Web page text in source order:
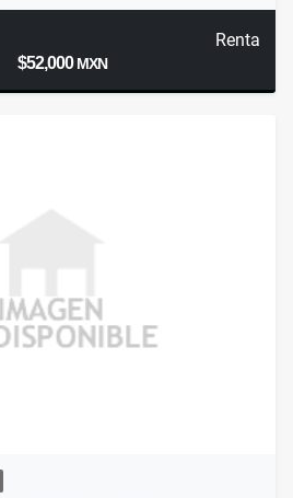
Renta
$52,000MXN